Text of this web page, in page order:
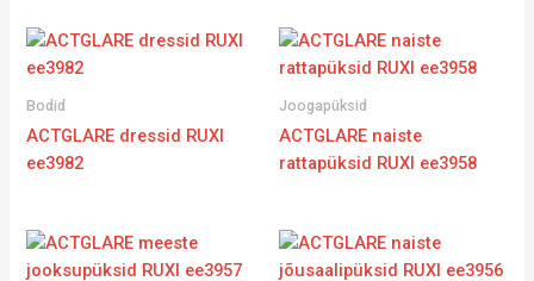
Bodid
ACTGLARE dressid RUXI
ee3982
Joogapüksid
ACTGLARE naiste
rattapüksid RUXI ee3958